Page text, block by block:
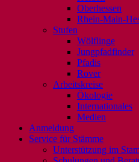
Oberhessen
Rhein-Main-
Stufen
Wölflinge
Jungpfadfinder
Pfadis
Rover
Arbeitskreise
Ökologie
Internationales
Medien
Anmeldung
Service für Stämme
Unterstützung im